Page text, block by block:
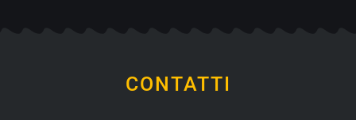
CONTATTI